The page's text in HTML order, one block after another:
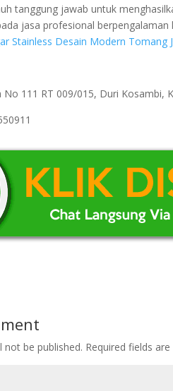
tanggung jawab untuk
jasa profesional berpengalaman
Stainless Desain Modern Tomang
No 111 RT 009/015, Duri
not be published. Required fields